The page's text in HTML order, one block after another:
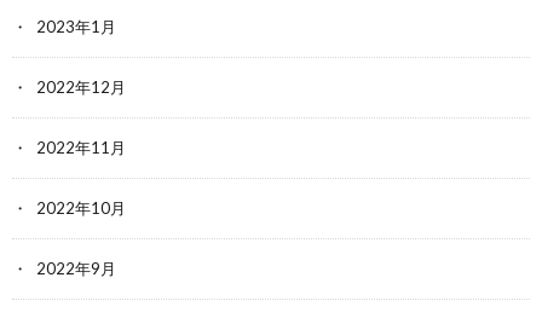
2023年1月
2022年12月
2022年11月
2022年10月
2022年9月